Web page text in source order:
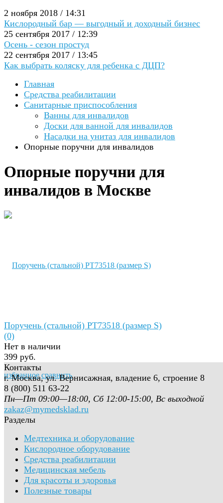
2 ноября 2018 / 14:31
Кислородный бар — выгодный и доходный бизнес
25 сентября 2017 / 12:39
Осень - сезон простуд
22 сентября 2017 / 13:45
Как выбрать коляску для ребенка с ДЦП?
Главная
Средства реабилитации
Санитарные приспособления
Ванны для инвалидов
Доски для ванной для инвалидов
Насадки на унитаз для инвалидов
Опорные поручни для инвалидов
Опорные поручни для
инвалидов в Москве
избранное сравнить
Поручень (стальной) РТ73518 (размер S)
(0)
Нет в наличии
399 руб.
Контакты
г. Москва, ул. Вернисажная, владение 6, строение 8
8 (800) 511 63-22
Пн—Пт 09:00—18:00, Сб 12:00-15:00, Вс выходной
zakaz@mymedsklad.ru
Разделы
Медтехника и оборудование
Кислородное оборудование
Средства реабилитации
Медицинская мебель
Для красоты и здоровья
Полезные товары